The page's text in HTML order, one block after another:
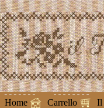
Home Carrello Il